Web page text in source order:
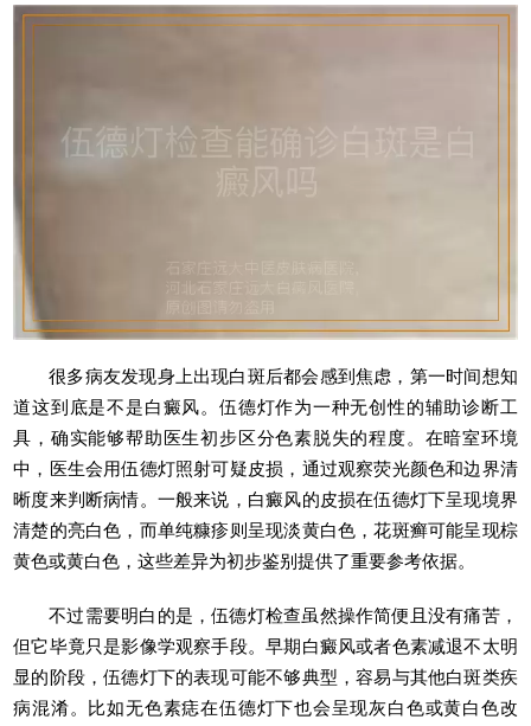
很多病友发现身上出现白斑后都会感到焦虑，第一时间想知
道这到底是不是白癜风。伍德灯作为一种无创性的辅助诊断工
具，确实能够帮助医生初步区分色素脱失的程度。在暗室环境
中，医生会用伍德灯照射可疑皮损，通过观察荧光颜色和边界清
晰度来判断病情。一般来说，白癜风的皮损在伍德灯下呈现境界
清楚的亮白色，而单纯糠疹则呈现淡黄白色，花斑癣可能呈现棕
黄色或黄白色，这些差异为初步鉴别提供了重要参考依据。
不过需要明白的是，伍德灯检查虽然操作简便且没有痛苦，
但它毕竟只是影像学观察手段。早期白癜风或者色素减退不太明
显的阶段，伍德灯下的表现可能不够典型，容易与其他白斑类疾
病混淆。比如无色素痣在伍德灯下也会呈现灰白色或黄白色改